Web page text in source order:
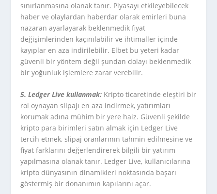
sınırlanmasına olanak tanır. Piyasayı etkileyebilecek
haber ve olaylardan haberdar olarak emirleri buna
nazaran ayarlayarak beklenmedik fiyat
değişimlerinden kaçınılabilir ve ihtimaller içinde
kayıplar en aza indirilebilir. Elbet bu yeteri kadar
güvenli bir yöntem değil şundan dolayı beklenmedik
bir yoğunluk işlemlere zarar verebilir.
5. Ledger Live kullanmak: Kripto ticaretinde eleştiri bir
rol oynayan slipajı en aza indirmek, yatırımları
korumak adına mühim bir yere haiz. Güvenli şekilde
kripto para birimleri satın almak için Ledger Live
tercih etmek, slipaj oranlarının tahmin edilmesine ve
fiyat farklarını değerlendirerek bilgili bir yatırım
yapılmasına olanak tanır. Ledger Live, kullanıcılarına
kripto dünyasının dinamikleri noktasında başarı
göstermiş bir donanımın kapılarını açar.